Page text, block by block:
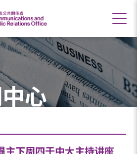
心
主下周四于中大主持讲座